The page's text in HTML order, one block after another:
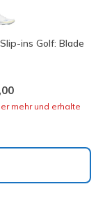
ins Golf: Blade
mehr und erhalte